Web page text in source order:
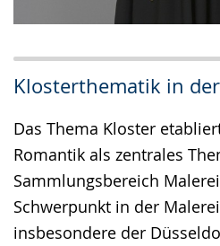
Klosterthematik in
Das Thema Kloster
Romantik als zentrales
Sammlungsbereich
Schwerpunkt in der
insbesondere der